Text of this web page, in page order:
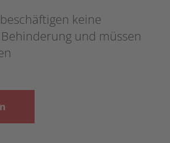
keine
und müssen